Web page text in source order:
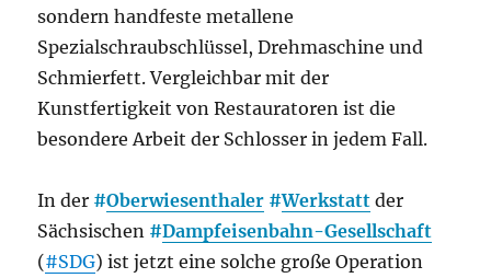
sondern handfeste metallene
Spezialschraubschlüssel, Drehmaschine und
Schmierfett. Vergleichbar mit der
Kunstfertigkeit von Restauratoren ist die
besondere Arbeit der Schlosser in jedem Fall.
In der #Oberwiesenthaler #Werkstatt der
Sächsischen #Dampfeisenbahn-Gesellschaft
(#SDG) ist jetzt eine solche große Operation